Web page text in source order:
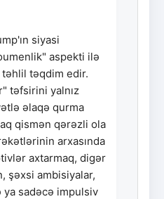
siyasi
aspekti ilə
təhlil təqdim edir.
təfsirini yalnız
əlaqə qurma
qismən qərəzli ola
arxasında
axtarmaq, digər
şəxsi ambisiyalar,
sadəcə impulsiv